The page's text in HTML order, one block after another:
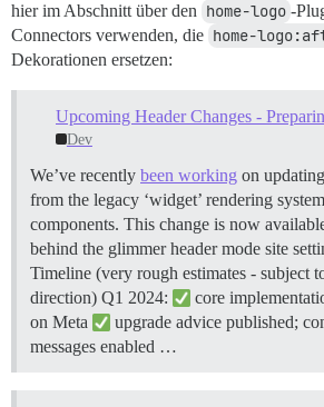
hier im Abschnitt über den home-logo -
Connectors verwenden, die home-
Dekorationen ersetzen:
Dev
We’ve recently been working on
from the legacy ‘widget’ rendering
components. This change is now
behind the glimmer header mode site
Timeline (very rough estimates - subject
direction) Q1 2024:
core
on Meta
upgrade advice published;
messages enabled …